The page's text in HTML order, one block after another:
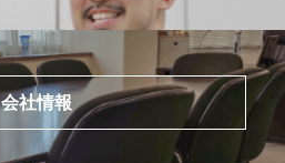
会社情報